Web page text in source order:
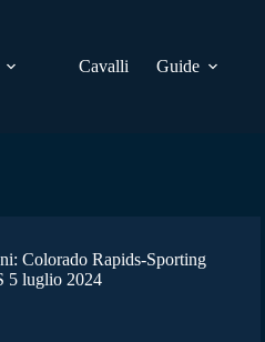
Cavalli Guide
Colorado Rapids-Sporting
5 luglio 2024